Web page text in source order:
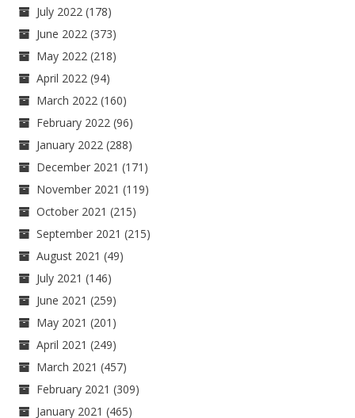
July 2022 (178)
June 2022 (373)
May 2022 (218)
April 2022 (94)
March 2022 (160)
February 2022 (96)
January 2022 (288)
December 2021 (171)
November 2021 (119)
October 2021 (215)
September 2021 (215)
August 2021 (49)
July 2021 (146)
June 2021 (259)
May 2021 (201)
April 2021 (249)
March 2021 (457)
February 2021 (309)
January 2021 (465)